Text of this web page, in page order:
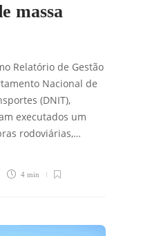
massa
Relatório de Gestão
Nacional de
(DNIT),
executados um
rodoviárias,…
4 min